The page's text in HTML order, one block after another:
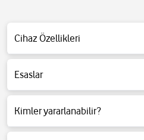
Cihaz Özellikleri
Esaslar
Detaylı bilgi için tıklayınız.
Kimler yararlanabilir?
Detaylı bilgi için tıklayınız.